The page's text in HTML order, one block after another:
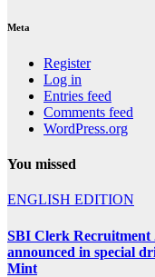
Meta
Register
Log in
Entries feed
Comments feed
WordPress.org
You missed
ENGLISH EDITION
SBI Clerk Recruitment
announced in special
Mint